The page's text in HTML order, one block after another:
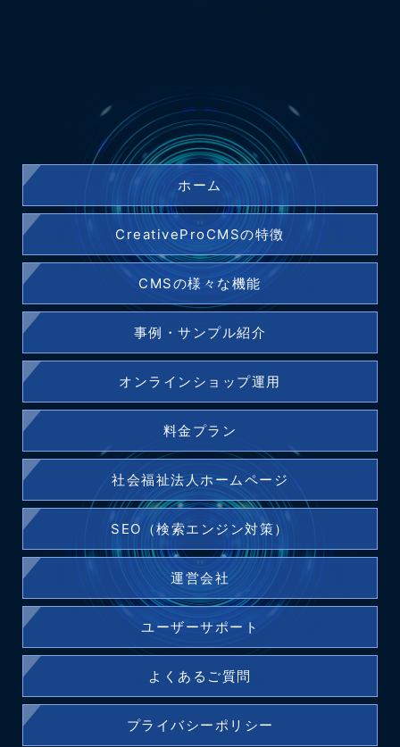
ホーム
CreativeProCMSの特徴
CMSの様々な機能
事例・サンプル紹介
オンラインショップ運用
料金プラン
社会福祉法人ホームページ
SEO（検索エンジン対策）
運営会社
ユーザーサポート
よくあるご質問
プライバシーポリシー